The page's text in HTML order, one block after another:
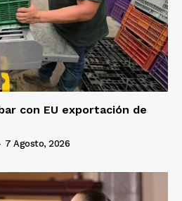
con EU exportación de
7 Agosto, 2026